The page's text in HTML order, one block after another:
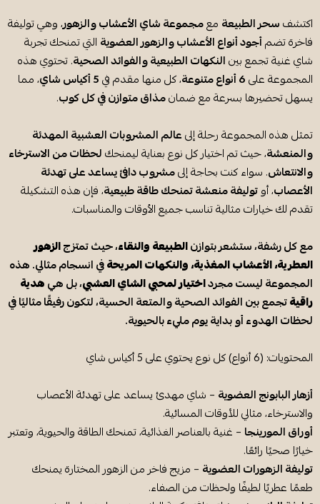
اكتشفسحر الطبيعة معمجموعة شاي الأعشاب والزهور، وهي توليفة
فاخرة تضمأجود أنواع الأعشاب والزهور العضوية التي تمنحك تجربة
شاي غنية تجمع بينالنكهات الطبيعية والفوائد الصحية. تحتوي هذه
المجموعة على6 أنواع متنوعة ، كل منها مقدم في5 أكياس شاي
، مما
يسهل تحضيرها بسرعة مع ضمانمذاق متوازن في كل كوب.
تمثل هذه المجموعة رحلة إلىعالم المشروبات العشبية المهدئة
والمنعشة، حيث تم اختيار كل نوع بعناية ليمنحكلحظات من الاسترخاء
والانتعاش. سواء كنت بحاجة إلىمشروب دافئ يساعد على تهدئة
الأعصاب، أوتوليفة منعشة تمنحك طاقة طبيعية، فإن هذه التشكيلة
تقدم لك خيارات مثالية تناسب جميع الأوقات والمناسبات.
مع كل رشفة، ستشعر بتوازنالطبيعة والنقاء، حيث تمتزجالزهور
العطرية، الأعشاب المغذية، والنكهات المريحةفي انسجام مثالي. هذه
المجموعة ليست مجرداختيار لمحبي الشاي العشبي، بل هيهدية
راقيةتجمع بين الفوائد الصحية والمتعة الحسية، لتكون رفيقًا مثاليًا في
لحظات الهدوء أو بداية يوم مليء بالحيوية.
المحتويات: (6 أنواع) كل نوع يحتوي على 5 أكياس شاي
أزهار البابونج العضوية – شاي مهدئ يساعد على تهدئة الأعصاب
والاسترخاء، مثالي للأوقات المسائية.
أوراق المورينجا – غنية بالعناصر الغذائية، تمنحك الطاقة والحيوية، وتعتبر
خيارًا صحيًا رائعًا.
توليفة الزهورات العضوية – مزيج فاخر من الزهور المختارة يمنحك
طعمًا عطريًا لطيفًا ولحظات من الصفاء.